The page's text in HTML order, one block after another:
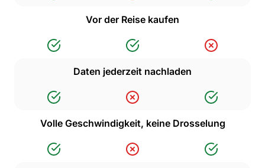
Vor der Reise kaufen
Daten jederzeit nachladen
Volle Geschwindigkeit, keine Drosselung